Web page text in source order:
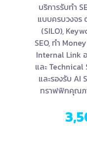
บริการรับทำ
แบบครบวงจร
(SILO),
SEO, ทำ
Internal Link
และ
และรองรับ AI
ทราฟฟิกคุณภ